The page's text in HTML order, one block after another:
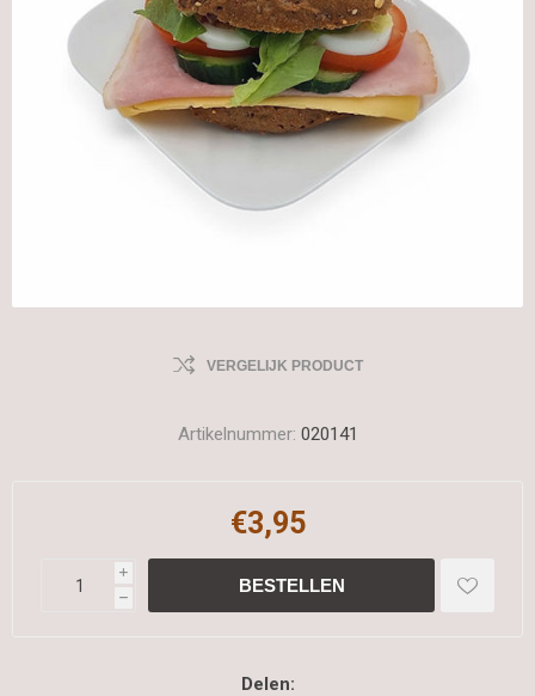
VERGELIJK PRODUCT
Artikelnummer: 020141
€3,95
i
h
Delen: